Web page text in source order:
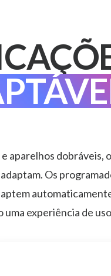
aparelhos dobráveis,
Os
experiência de
será válida para